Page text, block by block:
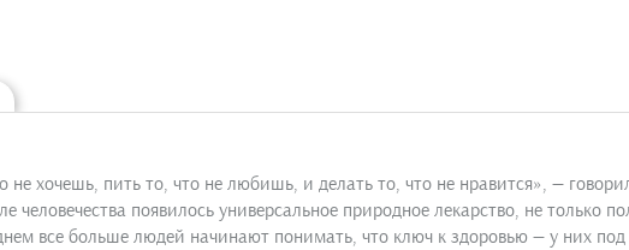
не хочешь, пить то, что не любишь, и делать то, что не нравится», —
человечества появилось универсальное природное лекарство, не только
все больше людей начинают понимать, что ключ к здоровью — у них под